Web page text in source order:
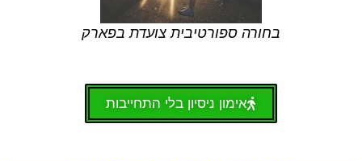
בחורה ספורטיבית צועדת בפארק
אימון ניסיון בלי התחייבות